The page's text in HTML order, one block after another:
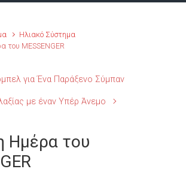
Ηλιακό Σύστημα
MESSENGER
για Ένα Παράξενο Σύμπαν
με έναν Υπέρ Άνεμο
Ημέρα του